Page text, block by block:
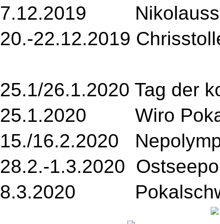
7.12.2019
20.-22.12.2019
25.1/26.1.2020 Tag der
25.1.2020 Wiro
15./16.2.2020
28.2.-1.3.2020
8.3.2020